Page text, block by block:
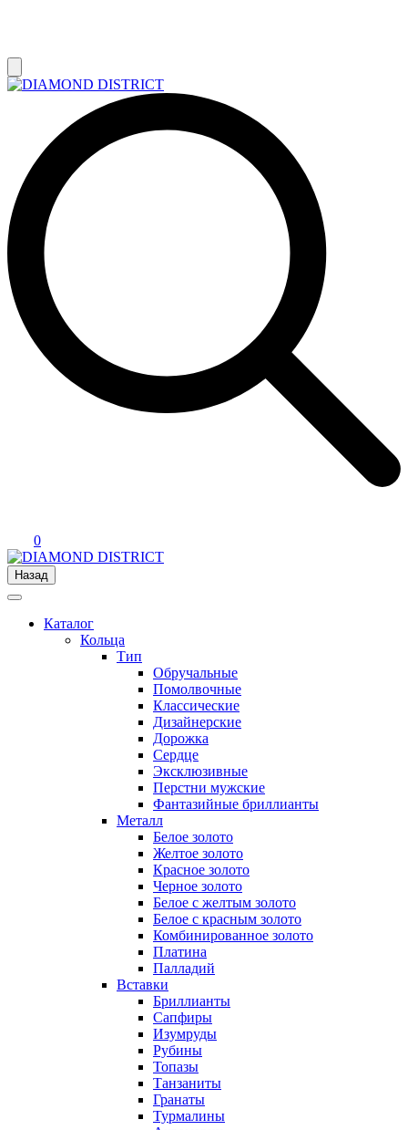
0
Назад
Каталог
Кольца
Тип
Обручальные
Помолвочные
Классические
Дизайнерские
Дорожка
Сердце
Эксклюзивные
Перстни мужские
Фантазийные бриллианты
Металл
Белое золото
Желтое золото
Красное золото
Черное золото
Белое с желтым золото
Белое с красным золото
Комбинированное золото
Платина
Палладий
Вставки
Бриллианты
Сапфиры
Изумруды
Рубины
Топазы
Танзаниты
Гранаты
Турмалины